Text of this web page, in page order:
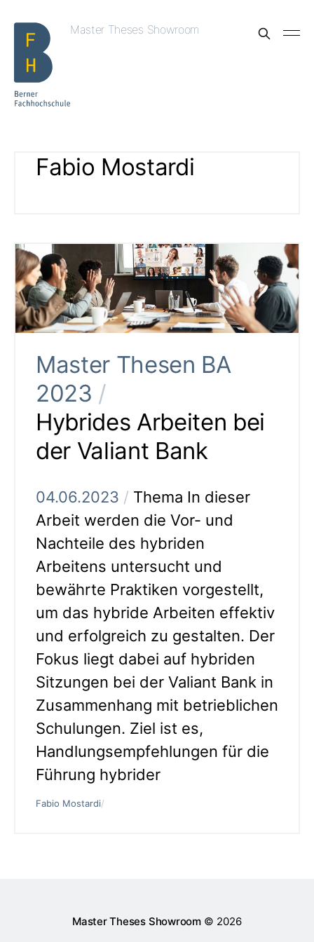
Master Theses Showroom
Fabio Mostardi
Master Thesen BA
2023 /
Hybrides Arbeiten bei
der Valiant Bank
04.06.2023 / Thema In dieser
Arbeit werden die Vor- und
Nachteile des hybriden
Arbeitens untersucht und
bewährte Praktiken vorgestellt,
um das hybride Arbeiten effektiv
und erfolgreich zu gestalten. Der
Fokus liegt dabei auf hybriden
Sitzungen bei der Valiant Bank in
Zusammenhang mit betrieblichen
Schulungen. Ziel ist es,
Handlungsempfehlungen für die
Führung hybrider
Fabio Mostardi/
Master Theses Showroom © 2026